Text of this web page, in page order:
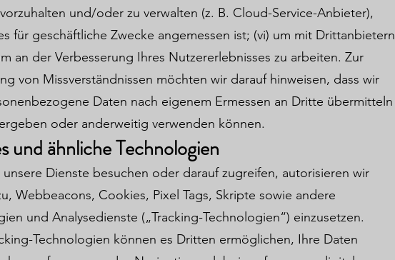
und/oder zu verwalten (z. B. Cloud-Service-Anbieter),
für geschäftliche Zwecke angemessen ist; (vi) um mit Drittanbietern
an der Verbesserung Ihres Nutzererlebnisses zu arbeiten. Zur
von Missverständnissen möchten wir darauf hinweisen, dass wir
Daten nach eigenem Ermessen an Dritte übermitteln
oder anderweitig verwenden können.
und ähnliche Technologien
unsere Dienste besuchen oder darauf zugreifen, autorisieren wir
Webbeacons, Cookies, Pixel Tags, Skripte sowie andere
und Analysedienste („Tracking-Technologien“) einzusetzen.
Technologien können es Dritten ermöglichen, Ihre Daten